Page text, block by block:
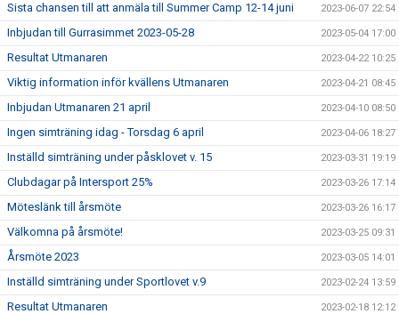
Sista chansen till att anmäla till Summer Camp 12-14 juni 2023-06-07 22:54
Inbjudan till Gurrasimmet 2023-05-28 2023-05-04 17:00
Resultat Utmanaren 2023-04-22 10:25
Viktig information inför kvällens Utmanaren 2023-04-21 08:45
Inbjudan Utmanaren 21 april 2023-04-10 08:50
Ingen simträning idag - Torsdag 6 april 2023-04-06 18:27
Inställd simträning under påsklovet v. 15 2023-03-31 19:19
Clubdagar på Intersport 25% 2023-03-26 17:14
Möteslänk till årsmöte 2023-03-26 16:17
Välkomna på årsmöte! 2023-03-25 09:31
Årsmöte 2023 2023-03-05 14:01
Inställd simträning under Sportlovet v.9 2023-02-24 13:59
Resultat Utmanaren 2023-02-18 12:12